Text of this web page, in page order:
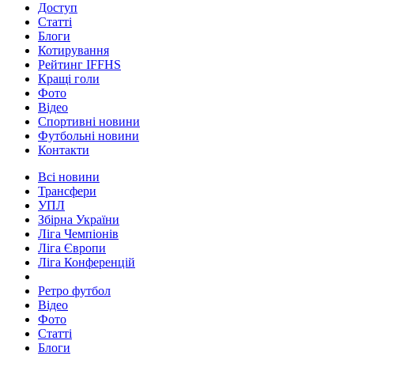
Доступ
Статті
Блоги
Котирування
Рейтинг IFFHS
Кращі голи
Фото
Відео
Спортивні новини
Футбольні новини
Контакти
Всі новини
Трансфери
УПЛ
Збірна України
Ліга Чемпіонів
Ліга Європи
Ліга Конференцій
Ретро футбол
Відео
Фото
Статті
Блоги